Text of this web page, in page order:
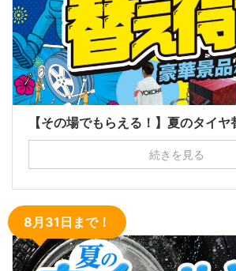
【その場でもらえる！】夏のタイ
続きを見る
8月31日まで！